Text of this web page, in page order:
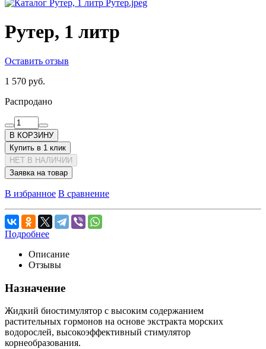
Рутер, 1 литр
Оставить отзыв
1 570 руб.
Распродано
В КОРЗИНУ
Купить в 1 клик
НЕТ В НАЛИЧИИ
Заявка на товар
В избранное В сравнение
Подробнее
Описание
Отзывы
Назначение
Жидкий биостимулятор с высоким содержанием
растительных гормонов на основе экстракта морских
водорослей, высокоэффективный стимулятор
корнеобразования.